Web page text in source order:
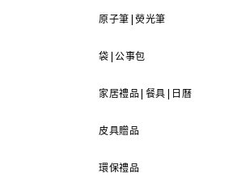
原子筆|熒光筆
袋|公事包
家居禮品|餐具|日曆
皮具贈品
環保禮品